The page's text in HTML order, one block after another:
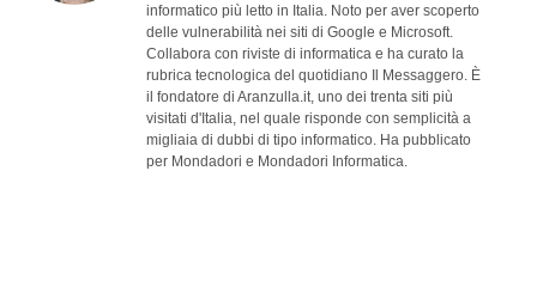
informatico più letto in Italia. Noto per aver scoperto
delle vulnerabilità nei siti di Google e Microsoft.
Collabora con riviste di informatica e ha curato la
rubrica tecnologica del quotidiano Il Messaggero. È
il fondatore di Aranzulla.it, uno dei trenta siti più
visitati d'Italia, nel quale risponde con semplicità a
migliaia di dubbi di tipo informatico. Ha pubblicato
per Mondadori e Mondadori Informatica.